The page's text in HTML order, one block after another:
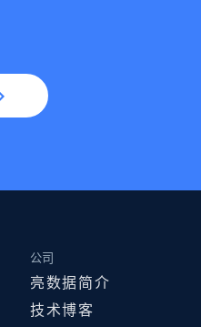
公司
亮数据简介
技术博客